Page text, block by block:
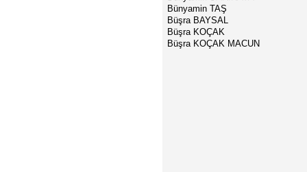
Bünyamin TAŞ
Büşra BAYSAL
Büşra KOÇAK
Büşra KOÇAK MACUN